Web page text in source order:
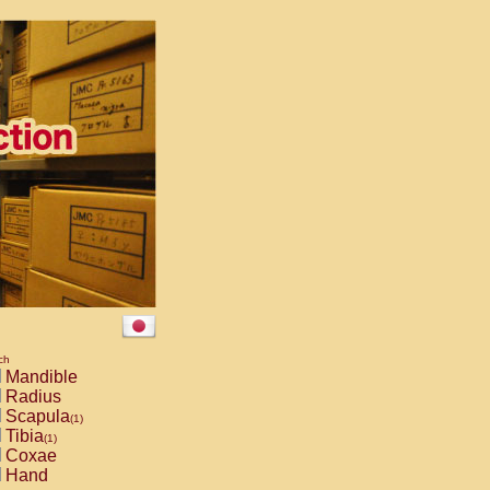
Mandible
Radius
Scapula(1)
Tibia(1)
Coxae
Hand